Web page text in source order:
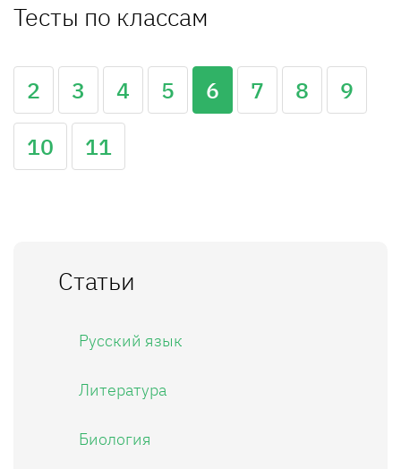
Тесты по классам
2 3 4 5 6 7 8
9
10
11
Статьи
Русский язык
Литература
Биология